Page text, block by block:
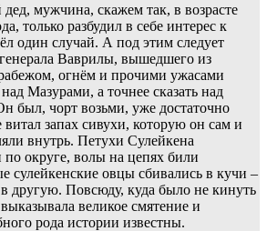
мужчина, скажем так, в возрасте
только разбудил в себе интерес к
один случай. А под этим следует
Ваврилы, вышедшего из
огнём и прочими ужасами
Мазурами, а точнее сказать над
был, чорт возьми, уже достаточно
витал запах сивухи, которую он сам и
внутрь. Петухи Сулейкена
по округе, волы на цепях били
сулейкенские овцы сбивались в кучи –
в другую. Повсюду, куда было не кинуть
великое смятение и
рода истории известны.